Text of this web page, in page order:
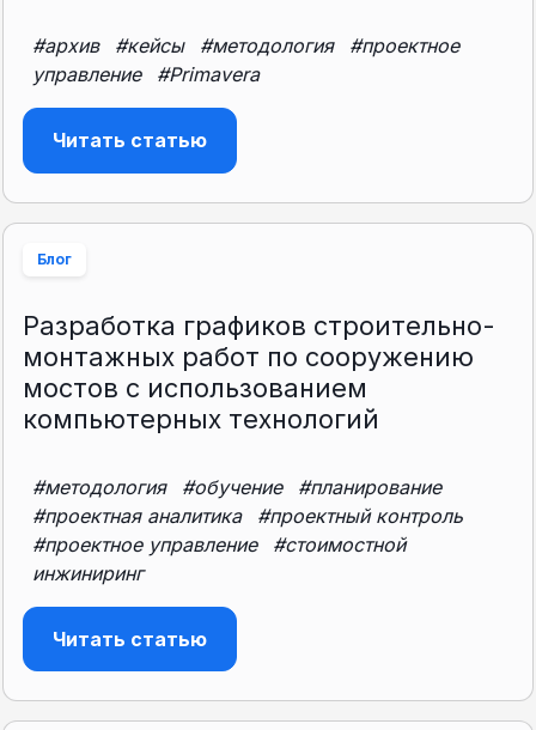
#архив #кейсы #методология
#проектное
управление
#Primavera
Читать статью
Блог
Разработка графиков строительно-
монтажных работ по сооружению
мостов с использованием
компьютерных технологий
#методология #обучение
#планирование
#проектная аналитика
#проектный контроль
#проектное управление
#стоимостной
инжиниринг
Читать статью